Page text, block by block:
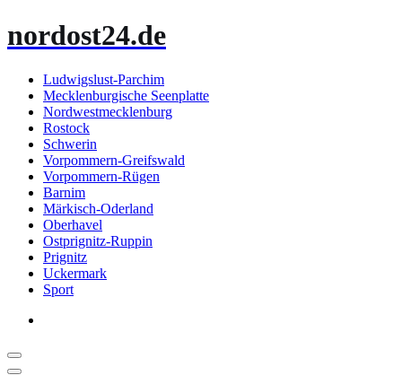
Inhalt
nordost24.de
Ludwigslust-Parchim
Mecklenburgische Seenplatte
Nordwestmecklenburg
Rostock
Schwerin
Vorpommern-Greifswald
Vorpommern-Rügen
Barnim
Märkisch-Oderland
Oberhavel
Ostprignitz-Ruppin
Prignitz
Uckermark
Sport